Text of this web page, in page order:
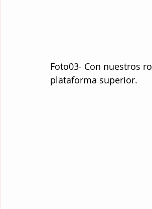
Foto03- Con nuestros
plataforma superior.